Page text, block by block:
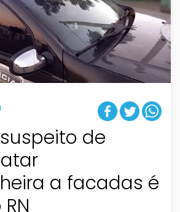
de
a facadas é